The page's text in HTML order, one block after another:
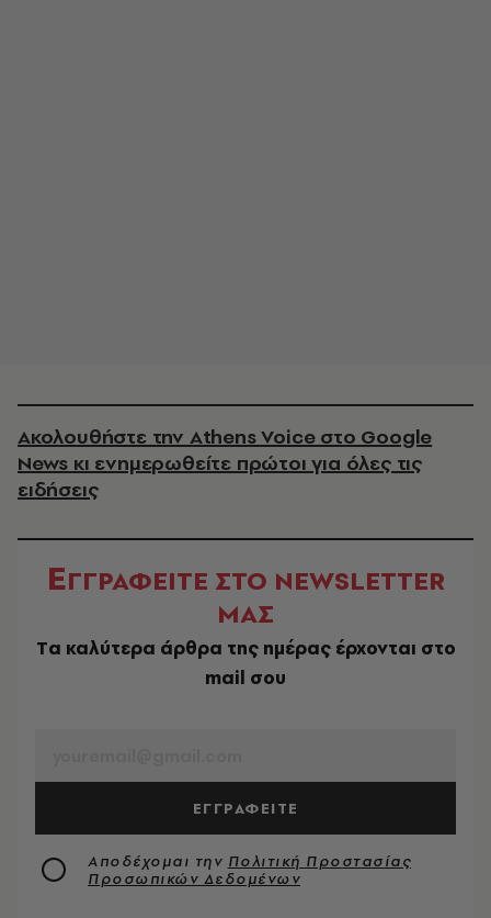
Ακολουθήστε την Athens Voice στο Google
News κι ενημερωθείτε πρώτοι για όλες τις
ειδήσεις
ΕΓΓΡΑΦΕΙΤΕ ΣΤΟ NEWSLETTER
ΜΑΣ
Tα καλύτερα άρθρα της ημέρας έρχονται στο
mail σου
ΕΓΓΡΑΦΕΙΤΕ
Αποδέχομαι την Πολιτική Προστασίας
Προσωπικών Δεδομένων